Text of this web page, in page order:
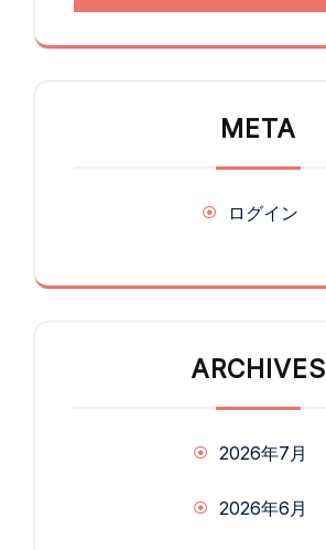
META
ログイン
ARCHIVES
2026年7月
2026年6月